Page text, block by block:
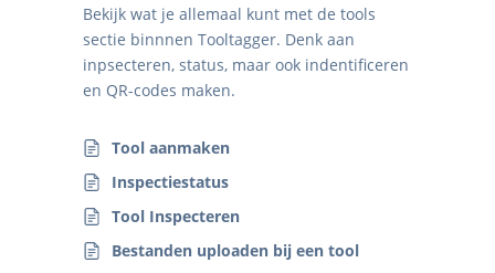
Bekijk wat je allemaal kunt met de tools
sectie binnnen Tooltagger. Denk aan
inpsecteren, status, maar ook indentificeren
en QR-codes maken.
Tool aanmaken
Inspectiestatus
Tool Inspecteren
Bestanden uploaden bij een tool